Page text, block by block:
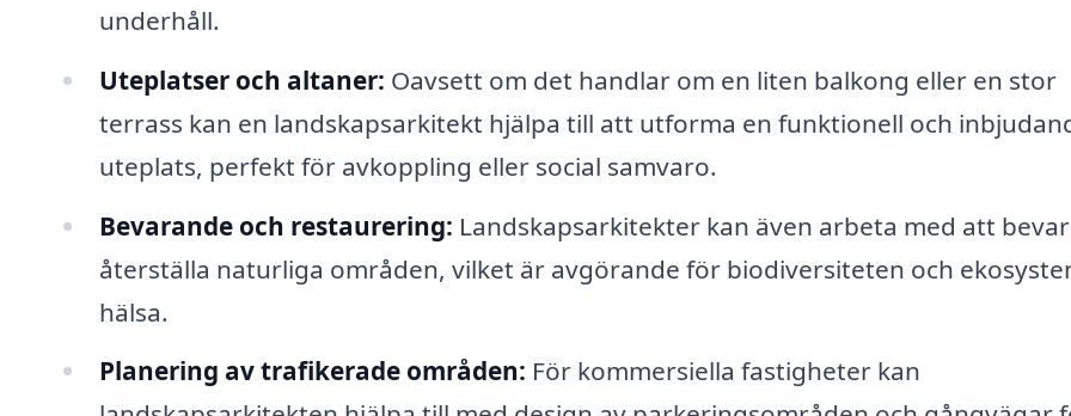
underhåll.
Uteplatser och altaner: Oavsett om det handlar om en liten balkong eller en stor
terrass kan en landskapsarkitekt hjälpa till att utforma en funktionell och
uteplats, perfekt för avkoppling eller social samvaro.
Bevarande och restaurering: Landskapsarkitekter kan även arbeta med att
återställa naturliga områden, vilket är avgörande för biodiversiteten och
hälsa.
Planering av trafikerade områden: För kommersiella fastigheter kan